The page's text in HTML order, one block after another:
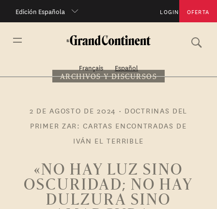
Edición Española LOGIN OFERTA
Français Español
ARCHIVOS Y DISCURSOS
2 DE AGOSTO DE 2024 • DOCTRINAS DEL
PRIMER ZAR: CARTAS ENCONTRADAS DE
IVÁN EL TERRIBLE
«NO HAY LUZ SINO
OSCURIDAD; NO HAY
DULZURA SINO